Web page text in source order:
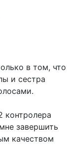
в том, что
и сестра
контролера
завершить
качеством